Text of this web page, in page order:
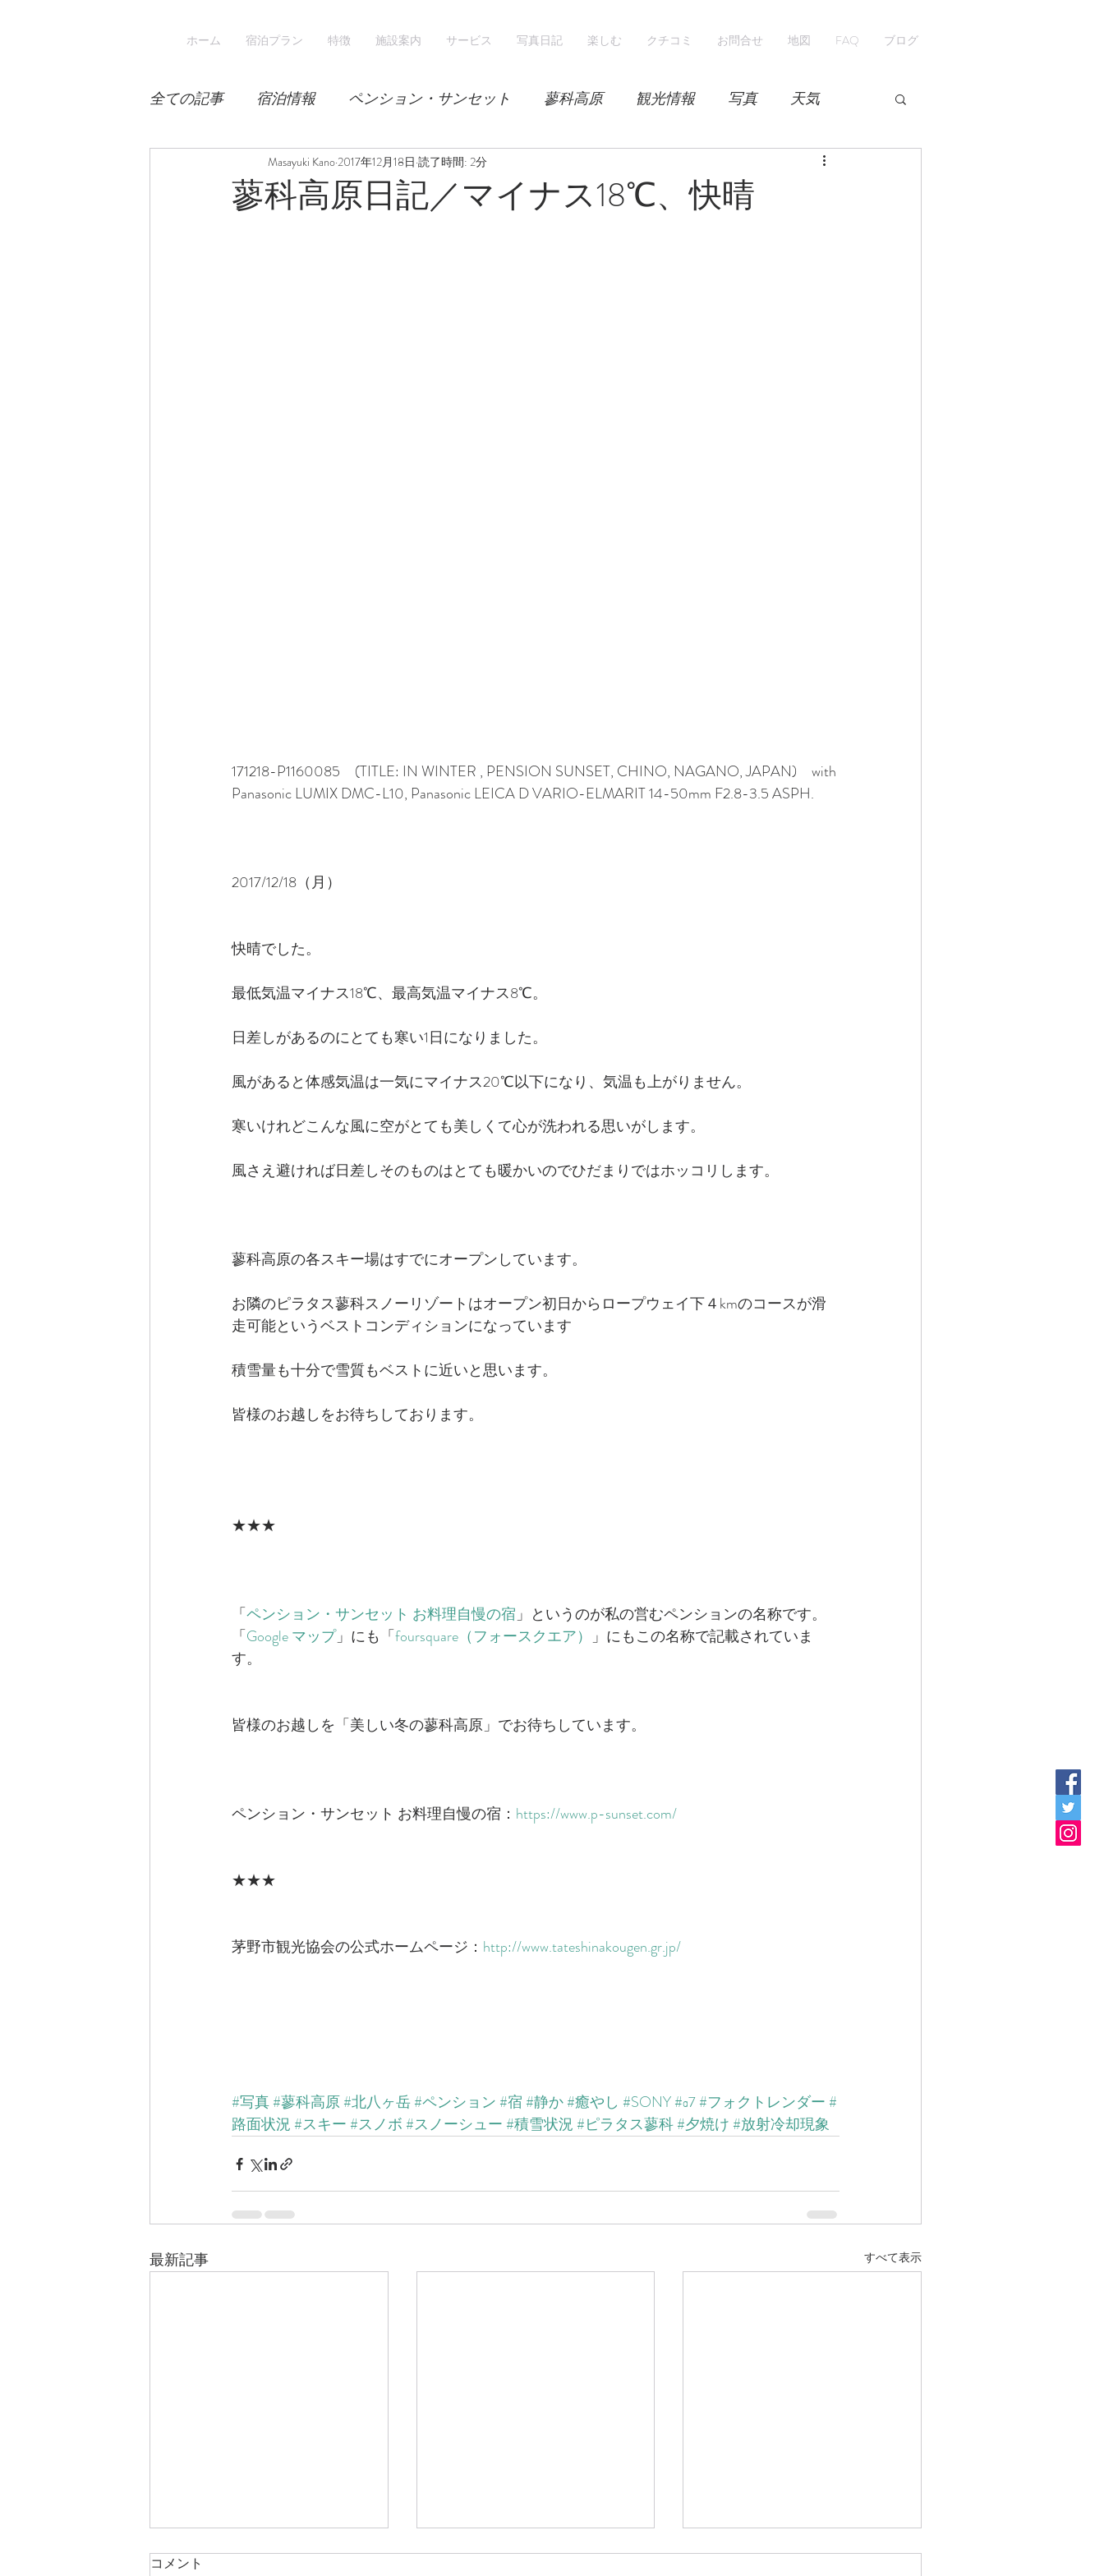
ホーム 宿泊プラン 特徴 施設案内 サービス 写真日記 楽しむ クチコミ お問合せ 地図 FAQ ブログ
全ての記事 宿泊情報 ペンション・サンセット 蓼科高原 観光情報 写真 天気
宿泊 気候 レンゲツツジ 紅葉
蓼科高原日記／マイナス18℃、快晴
Masayuki Kano 2017年12月18日 読了時間: 2分
171218-P1160085　(TITLE: IN WINTER , PENSION SUNSET, CHINO, NAGANO, JAPAN)　with
Panasonic LUMIX DMC-L10, Panasonic LEICA D VARIO-ELMARIT 14-50mm F2.8-3.5 ASPH.
2017/12/18（月）
快晴でした。
最低気温マイナス18℃、最高気温マイナス8℃。
日差しがあるのにとても寒い1日になりました。
風があると体感気温は一気にマイナス20℃以下になり、気温も上がりません。
寒いけれどこんな風に空がとても美しくて心が洗われる思いがします。
風さえ避ければ日差しそのものはとても暖かいのでひだまりではホッコリします。
蓼科高原の各スキー場はすでにオープンしています。
お隣のピラタス蓼科スノーリゾートはオープン初日からロープウェイ下４kmのコースが滑
走可能というベストコンディションになっています
積雪量も十分で雪質もベストに近いと思います。
皆様のお越しをお待ちしております。
★★★
「ペンション・サンセット お料理自慢の宿 」というのが私の営むペンションの名称です。
「Google マップ」にも「foursquare（フォースクエア）
」にもこの名称で記載されていま
す。
皆様のお越しを「美しい冬の蓼科高原」でお待ちしています。
ペンション・サンセット お料理自慢の宿： https://www.p-sunset.com/
★★★
茅野市観光協会の公式ホームページ： http://www.tateshinakougen.gr.jp/
#写真#蓼科高原#北八ヶ岳#ペンション#宿#静か#癒やし #SONY#α7#フォクトレンダー#
路面状況#スキー#スノボ#スノーシュー#積雪状況#ピラタス蓼科#夕焼け#放射冷却現象
最新記事 すべて表示
コメント